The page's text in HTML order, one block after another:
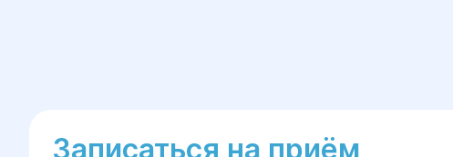
Записаться на приём